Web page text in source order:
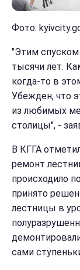
Фото:
"Этим
тысячи лет.
когда-то в
Убежден, что
из любимых
столицы", -
В КГГА
ремонт
происходило
принято
лестницы в
сами